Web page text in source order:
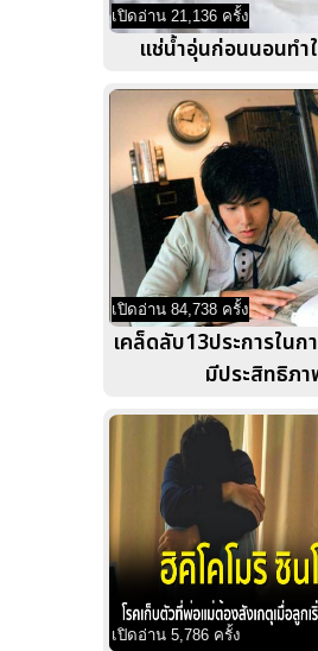
เปิดอ่าน 21,136 ครั้ง
แช่น้ำอุ่นก่อนนอนทำ
เปิดอ่าน 84,738 ครั้ง
เคล็ดลับ13ประการในก
มีประสิทธิภ
เปิดอ่าน 5,786 ครั้ง